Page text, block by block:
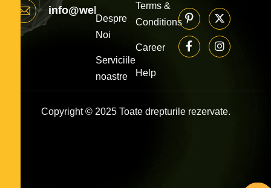
info@webdream.md
Despre
Noi
Serviciile
noastre
Terms &
Conditions
Career
Help
Copyright © 2025 Toate drepturile rezervate.